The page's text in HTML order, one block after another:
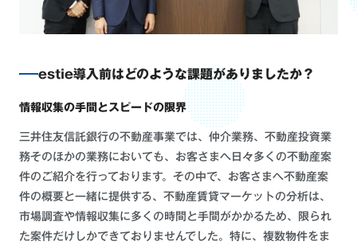
estie導入前はどのような課題がありましたか？
情報収集の手間とスピードの限界
三井住友信託銀行の不動産事業では、仲介業務、不動産投資業
務そのほかの業務においても、お客さまへ日々多くの不動産案
件のご紹介を行っております。その中で、お客さまへ不動産案
件の概要と一緒に提供する、不動産賃貸マーケットの分析は、
市場調査や情報収集に多くの時間と手間がかかるため、限られ
た案件だけしかできておりませんでした。特に、複数物件をま